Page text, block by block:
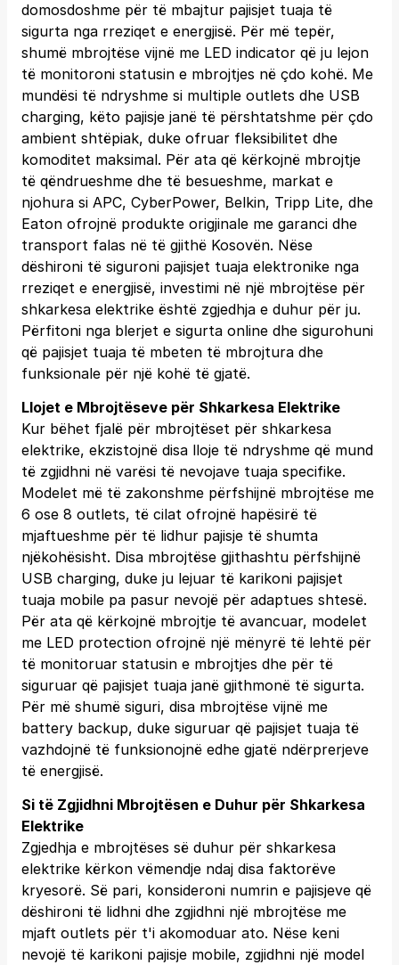
domosdoshme për të mbajtur pajisjet tuaja të
sigurta nga rreziqet e energjisë. Për më tepër,
shumë mbrojtëse vijnë me LED indicator që ju lejon
të monitoroni statusin e mbrojtjes në çdo kohë. Me
mundësi të ndryshme si multiple outlets dhe USB
charging, këto pajisje janë të përshtatshme për çdo
ambient shtëpiak, duke ofruar fleksibilitet dhe
komoditet maksimal. Për ata që kërkojnë mbrojtje
të qëndrueshme dhe të besueshme, markat e
njohura si APC, CyberPower, Belkin, Tripp Lite, dhe
Eaton ofrojnë produkte origjinale me garanci dhe
transport falas në të gjithë Kosovën. Nëse
dëshironi të siguroni pajisjet tuaja elektronike nga
rreziqet e energjisë, investimi në një mbrojtëse për
shkarkesa elektrike është zgjedhja e duhur për ju.
Përfitoni nga blerjet e sigurta online dhe sigurohuni
që pajisjet tuaja të mbeten të mbrojtura dhe
funksionale për një kohë të gjatë.
Llojet e Mbrojtëseve për Shkarkesa Elektrike
Kur bëhet fjalë për mbrojtëset për shkarkesa
elektrike, ekzistojnë disa lloje të ndryshme që mund
të zgjidhni në varësi të nevojave tuaja specifike.
Modelet më të zakonshme përfshijnë mbrojtëse me
6 ose 8 outlets, të cilat ofrojnë hapësirë të
mjaftueshme për të lidhur pajisje të shumta
njëkohësisht. Disa mbrojtëse gjithashtu përfshijnë
USB charging, duke ju lejuar të karikoni pajisjet
tuaja mobile pa pasur nevojë për adaptues shtesë.
Për ata që kërkojnë mbrojtje të avancuar, modelet
me LED protection ofrojnë një mënyrë të lehtë për
të monitoruar statusin e mbrojtjes dhe për të
siguruar që pajisjet tuaja janë gjithmonë të sigurta.
Për më shumë siguri, disa mbrojtëse vijnë me
battery backup, duke siguruar që pajisjet tuaja të
vazhdojnë të funksionojnë edhe gjatë ndërprerjeve
të energjisë.
Si të Zgjidhni Mbrojtësen e Duhur për Shkarkesa
Elektrike
Zgjedhja e mbrojtëses së duhur për shkarkesa
elektrike kërkon vëmendje ndaj disa faktorëve
kryesorë. Së pari, konsideroni numrin e pajisjeve që
dëshironi të lidhni dhe zgjidhni një mbrojtëse me
mjaft outlets për t'i akomoduar ato. Nëse keni
nevojë të karikoni pajisje mobile, zgjidhni një model